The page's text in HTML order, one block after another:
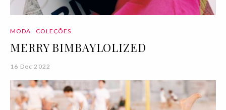
MODA COLEÇÕES
MERRY BIMBAYLOLIZED
16 Dec 2022